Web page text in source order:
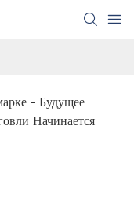
– Будущее
Начинается